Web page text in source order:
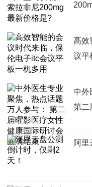
高效
议平
中外
第二
阿里